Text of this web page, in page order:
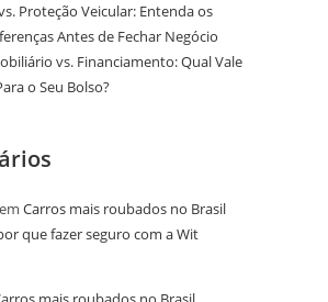
Proteção Veicular: Entenda os
Antes de Fechar Negócio
vs. Financiamento: Qual Vale
o Seu Bolso?
em Carros mais roubados no Brasil
que fazer seguro com a Wit